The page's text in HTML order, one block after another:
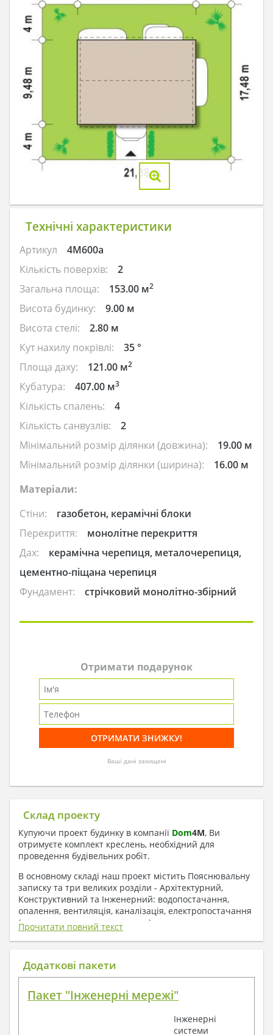
Технічні характеристики
Артикул
4M600a
Кількість поверхів:
2
Загальна площа:
153.00 м2
Висота будинку:
9.00 м
Висота стелі:
2.80 м
Кут нахилу покрівлі:
35 °
Площа даху:
121.00 м2
Кубатура: 407.00 м3
Кількість спалень:
4
Кількість санвузлів:
2
Мінімальний розмір ділянки (довжина):
19.00 м
Мінімальний розмір ділянки (ширина):
16.00 м
Матеріали:
Стіни:
газобетон, керамічні блоки
Перекриття:
монолітне перекриття
Дах:
керамічна черепиця, металочерепиця,
цементно-піщана черепиця
Фундамент:
стрічковий монолітно-збірний
Отримати подарунок
Ваші дані захищені
Склад проекту
Купуючи проект будинку в компанії Dom4M, Ви
отримуєте комплект креслень, необхідний для
проведення будівельних робіт.
В основному складі наш проект містить Пояснювальну
записку та три великих розділи - Архітектурний,
Конструктивний та Інженерний: водопостачання,
опалення, вентиляція, каналізація, електропостачання
( купується за додаткову плату ).
1. До складу Архітектурного розділу
входять:
План покрівлі
Фасади з даними зовнішніх оздоблень
Елементи прорізів – специфікація
Прочитати повний текст
Додаткові пакети
Пакет "Інженерні мережі"
Інженерні
системи